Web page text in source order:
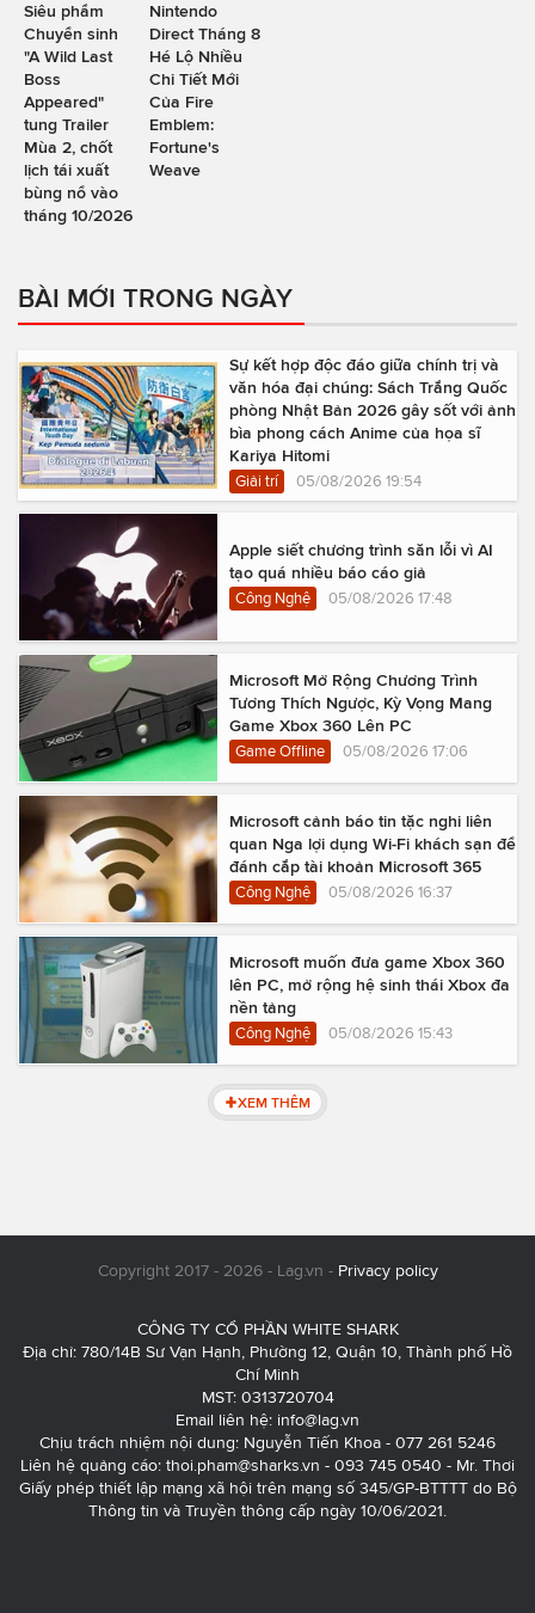
Siêu phẩm
Chuyển sinh
"A Wild Last
Boss
Appeared"
tung Trailer
Mùa 2, chốt
lịch tái xuất
bùng nổ vào
tháng 10/2026
Nintendo
Direct Tháng 8
Hé Lộ Nhiều
Chi Tiết Mới
Của Fire
Emblem:
Fortune's
Weave
BÀI MỚI TRONG NGÀY
Sự kết hợp độc đáo giữa chính trị và
văn hóa đại chúng: Sách Trắng Quốc
phòng Nhật Bản 2026 gây sốt với ảnh
bìa phong cách Anime của họa sĩ
Kariya Hitomi
Giải trí 05/08/2026 19:54
Apple siết chương trình săn lỗi vì AI
tạo quá nhiều báo cáo giả
Công Nghệ 05/08/2026 17:48
Microsoft Mở Rộng Chương Trình
Tương Thích Ngược, Kỳ Vọng Mang
Game Xbox 360 Lên PC
Game Offline 05/08/2026 17:06
Microsoft cảnh báo tin tặc nghi liên
quan Nga lợi dụng Wi-Fi khách sạn để
đánh cắp tài khoản Microsoft 365
Công Nghệ 05/08/2026 16:37
Microsoft muốn đưa game Xbox 360
lên PC, mở rộng hệ sinh thái Xbox đa
nền tảng
Công Nghệ 05/08/2026 15:43
XEM THÊM
Copyright 2017 - 2026 - Lag.vn - Privacy policy
CÔNG TY CỔ PHẦN WHITE SHARK
Địa chỉ: 780/14B Sư Vạn Hạnh, Phường 12, Quận 10, Thành phố Hồ
Chí Minh
MST: 0313720704
Email liên hệ: info@lag.vn
Chịu trách nhiệm nội dung: Nguyễn Tiến Khoa - 077 261 5246
Liên hệ quảng cáo: thoi.pham@sharks.vn - 093 745 0540 - Mr. Thơi
Giấy phép thiết lập mạng xã hội trên mạng số 345/GP-BTTTT do Bộ
Thông tin và Truyền thông cấp ngày 10/06/2021.